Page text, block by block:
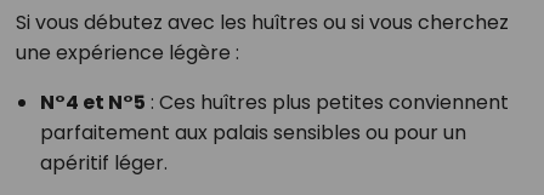
Si vous débutez avec les huîtres ou si vous cherchez
une expérience légère :
N°4 et N°5 : Ces huîtres plus petites conviennent
parfaitement aux palais sensibles ou pour un
apéritif léger.